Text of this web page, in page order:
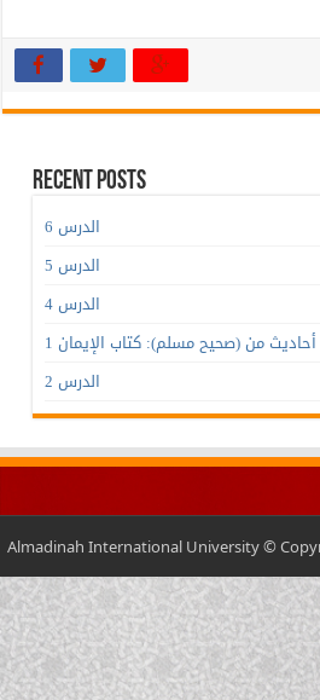
Recent Posts
الدرس 6
الدرس 5
الدرس 4
الدرس 2
Almadinah International University ©